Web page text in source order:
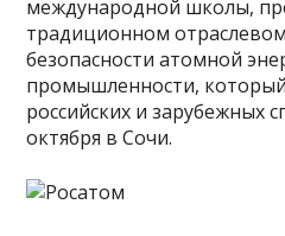
международной школы,
традиционном
безопасности атомной
промышленности,
российских и зарубежных
октября в Сочи.